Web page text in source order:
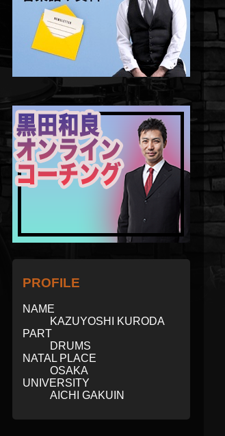
PROFILE
NAME
KAZUYOSHI KURODA
PART
DRUMS
NATAL PLACE
OSAKA
UNIVERSITY
AICHI GAKUIN